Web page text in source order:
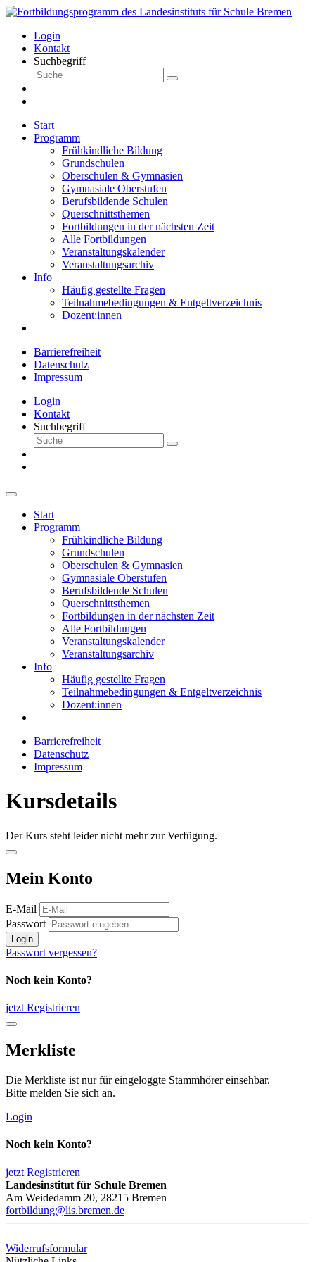
Login
Kontakt
Suchbegriff
Start
Programm
Frühkindliche Bildung
Grundschulen
Oberschulen & Gymnasien
Gymnasiale Oberstufen
Berufsbildende Schulen
Querschnittsthemen
Fortbildungen in der nächsten Zeit
Alle Fortbildungen
Veranstaltungskalender
Veranstaltungsarchiv
Info
Häufig gestellte Fragen
Teilnahmebedingungen & Entgeltverzeichnis
Dozent:innen
Barrierefreiheit
Datenschutz
Impressum
Login
Kontakt
Suchbegriff
Start
Programm
Frühkindliche Bildung
Grundschulen
Oberschulen & Gymnasien
Gymnasiale Oberstufen
Berufsbildende Schulen
Querschnittsthemen
Fortbildungen in der nächsten Zeit
Alle Fortbildungen
Veranstaltungskalender
Veranstaltungsarchiv
Info
Häufig gestellte Fragen
Teilnahmebedingungen & Entgeltverzeichnis
Dozent:innen
Barrierefreiheit
Datenschutz
Impressum
Kursdetails
Der Kurs steht leider nicht mehr zur Verfügung.
Mein Konto
E-Mail
Passwort
Login
Passwort vergessen?
Noch kein Konto?
jetzt Registrieren
Merkliste
Die Merkliste ist nur für eingeloggte Stammhörer einsehbar.
Bitte melden Sie sich an.
Login
Noch kein Konto?
jetzt Registrieren
Landesinstitut für Schule Bremen
Am Weidedamm 20, 28215 Bremen
fortbildung@lis.bremen.de
Widerrufsformular